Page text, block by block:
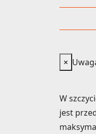
×
W
jest